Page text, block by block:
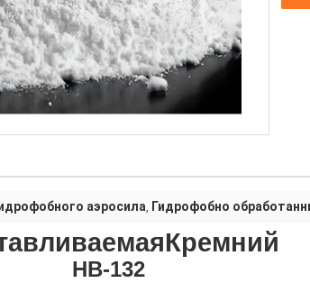
аэросила, Гидрофобно
Кремний
HВ-132